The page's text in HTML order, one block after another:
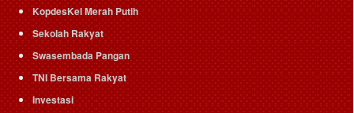
KopdesKel Merah Putih
Sekolah Rakyat
Swasembada Pangan
TNI Bersama Rakyat
Investasi